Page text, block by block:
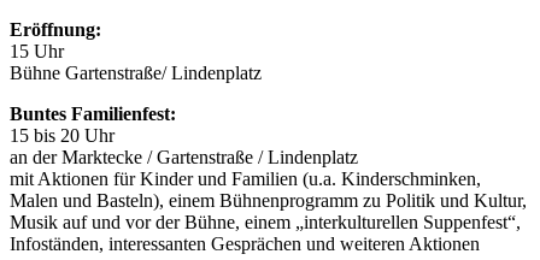
Eröffnung:
15 Uhr
Bühne Gartenstraße/ Lindenplatz
Buntes Familienfest:
15 bis 20 Uhr
an der Marktecke / Gartenstraße / Lindenplatz
mit Aktionen für Kinder und Familien (u.a. Kinderschminken,
Malen und Basteln), einem Bühnenprogramm zu Politik und Kultur,
Musik auf und vor der Bühne, einem „interkulturellen Suppenfest“,
Infoständen, interessanten Gesprächen und weiteren Aktionen